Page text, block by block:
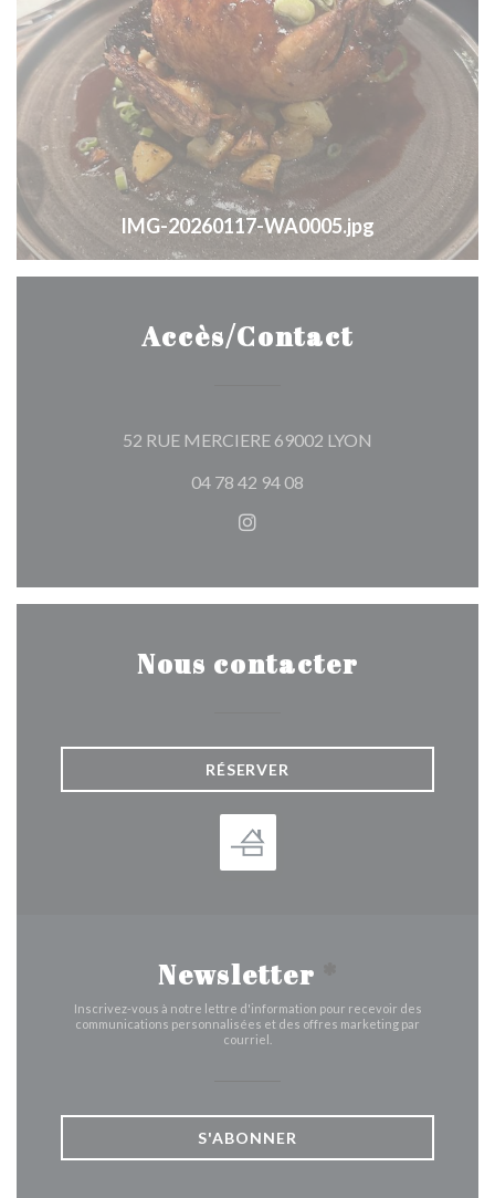
IMG-20260117-WA0005.jpg
Accès/Contact
52 RUE MERCIERE 69002 LYON
04 78 42 94 08
Instagram ((ouvre une
Nous contacter
RÉSERVER
Newsletter
Inscrivez-vous à notre lettre d'information pour recevoir des
communications personnalisées et des offres marketing par
courriel.
S'ABONNER